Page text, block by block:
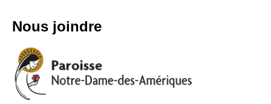
Nous joindre